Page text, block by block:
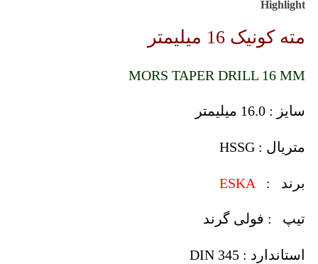
Highlight
مته کونیک 16 میلیمتر
MORS TAPER DRILL 16 MM
سایز : 16.0 میلیمتر
متریال : HSSG
برند :
تیپ : فولی گرند
استاندارد : DIN 345